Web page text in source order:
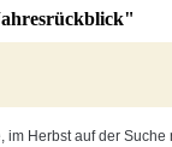
im Herbst auf der Suche